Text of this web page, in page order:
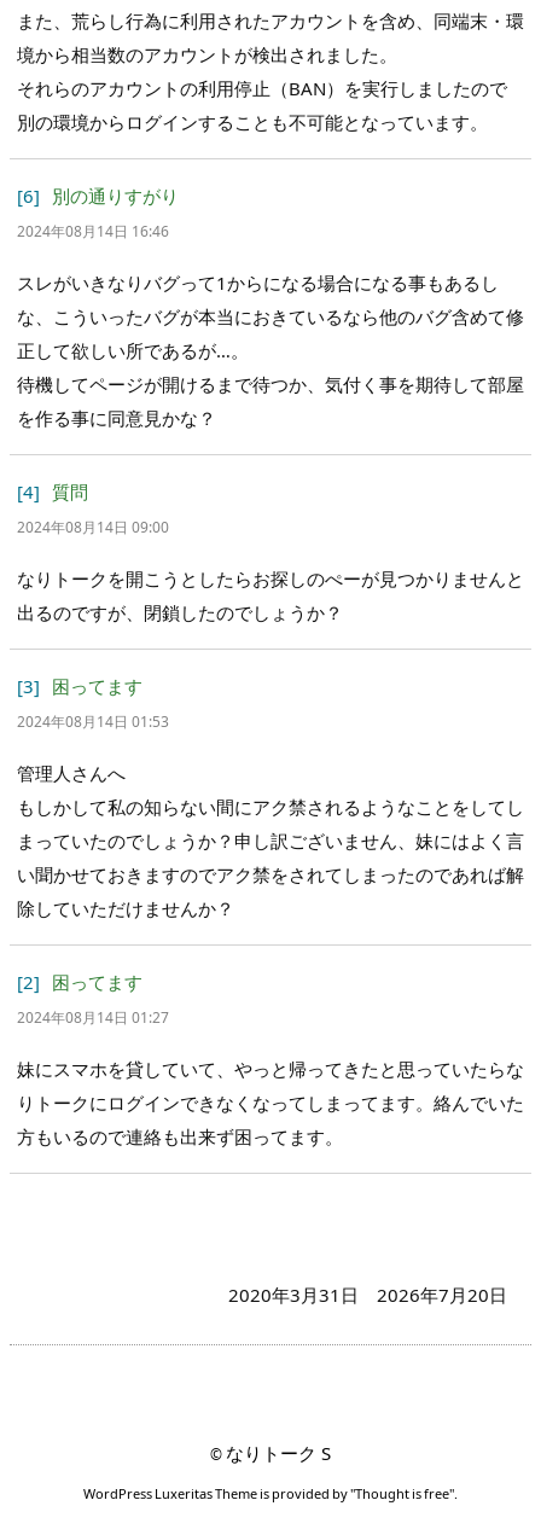
また、荒らし行為に利用されたアカウントを含め、同端末・環
境から相当数のアカウントが検出されました。
それらのアカウントの利用停止（BAN）を実行しましたので
別の環境からログインすることも不可能となっています。
[6] 別の通りすがり
2024年08月14日 16:46
スレがいきなりバグって1からになる場合になる事もあるし
な、こういったバグが本当におきているなら他のバグ含めて修
正して欲しい所であるが…。
待機してページが開けるまで待つか、気付く事を期待して部屋
を作る事に同意見かな？
[4] 質問
2024年08月14日 09:00
なりトークを開こうとしたらお探しのぺーが見つかりませんと
出るのですが、閉鎖したのでしょうか？
[3] 困ってます
2024年08月14日 01:53
管理人さんへ
もしかして私の知らない間にアク禁されるようなことをしてし
まっていたのでしょうか？申し訳ございません、妹にはよく言
い聞かせておきますのでアク禁をされてしまったのであれば解
除していただけませんか？
[2] 困ってます
2024年08月14日 01:27
妹にスマホを貸していて、やっと帰ってきたと思っていたらな
りトークにログインできなくなってしまってます。絡んでいた
方もいるので連絡も出来ず困ってます。
2020年3月31日 2026年7月20日
© なりトーク S
WordPress Luxeritas Theme is provided by "Thought is free".